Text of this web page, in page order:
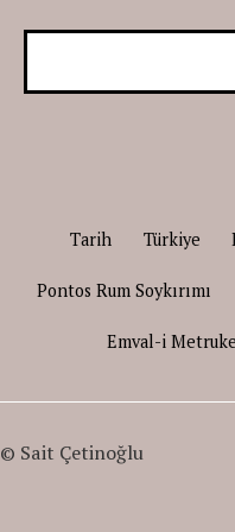
Tarih Türkiye
Pontos Rum Soykırımı
Emval-i
© Sait Çetinoğlu